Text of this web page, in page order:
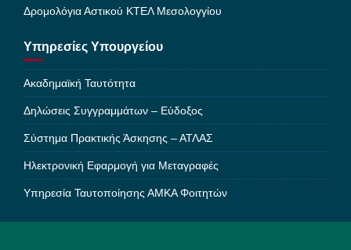
Δρομολόγια Αστικού ΚΤΕΛ Μεσολογγίου
Υπηρεσίες Υπουργείου
Ακαδημαϊκή Ταυτότητα
Δηλώσεις Συγγραμμάτων – Εύδοξος
Σύστημα Πρακτικής Άσκησης – ΑΤΛΑΣ
Ηλεκτρονική Εφαρμογή για Μεταγραφές
Υπηρεσία Ταυτοποίησης ΑΜΚΑ Φοιτητών